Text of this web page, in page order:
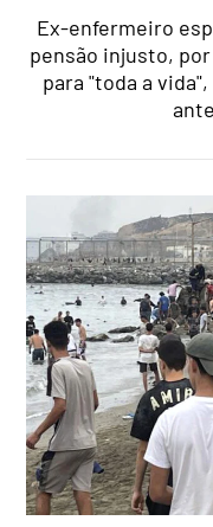
Ex-enfermeiro
pensão injusto,
para "toda a